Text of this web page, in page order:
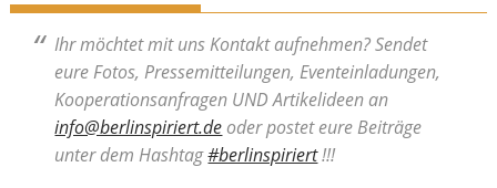
Ihr möchtet mit uns Kontakt aufnehmen? Sendet
eure Fotos, Pressemitteilungen, Eventeinladungen,
Kooperationsanfragen UND Artikelideen an
info@berlinspiriert.deoder postet eure Beiträge
unter dem Hashtag#berlinspiriert!!!